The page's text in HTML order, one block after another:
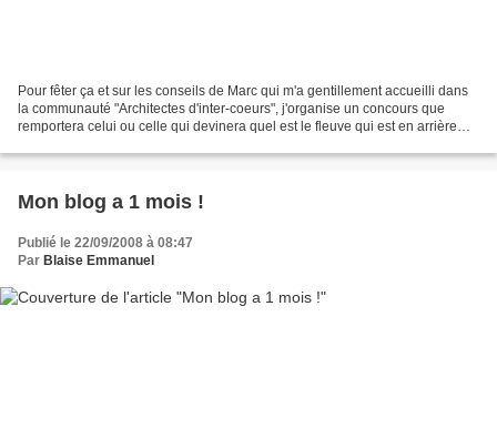
Pour fêter ça et sur les conseils de Marc qui m'a gentillement accueilli dans
la communauté "Architectes d'inter-coeurs", j'organise un concours que
remportera celui ou celle qui devinera quel est le fleuve qui est en arrière
Mon blog a 1 mois !
Publié le 22/09/2008 à 08:47
Par Blaise Emmanuel